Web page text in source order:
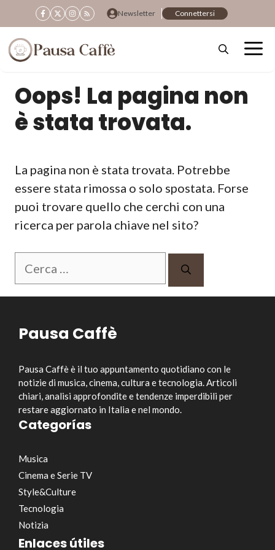
al
contenuto
Newsletter Connettersi
Oops! La pagina non
è stata trovata.
La pagina non è stata trovata. Potrebbe
essere stata rimossa o solo spostata. Forse
puoi trovare quello che cerchi con una
ricerca per parola chiave nel sito?
Ricerca
Pausa Caffè
Pausa Caffè è il tuo appuntamento quotidiano con le
notizie di musica, cinema, cultura e tecnologia. Articoli
chiari, analisi approfondite e tendenze imperdibili per
restare aggiornato in Italia e nel mondo.
Categorías
Musica
Cinema e Serie TV
Style&Culture
Tecnologia
Notizia
Enlaces útiles